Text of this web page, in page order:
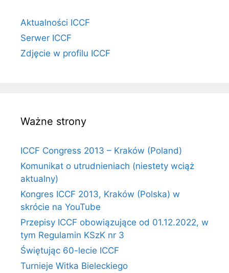
Aktualności ICCF
Serwer ICCF
Zdjęcie w profilu ICCF
Ważne strony
ICCF Congress 2013 – Kraków (Poland)
Komunikat o utrudnieniach (niestety wciąż
aktualny)
Kongres ICCF 2013, Kraków (Polska) w
skrócie na YouTube
Przepisy ICCF obowiązujące od 01.12.2022, w
tym Regulamin KSzK nr 3
Świętując 60-lecie ICCF
Turnieje Witka Bieleckiego